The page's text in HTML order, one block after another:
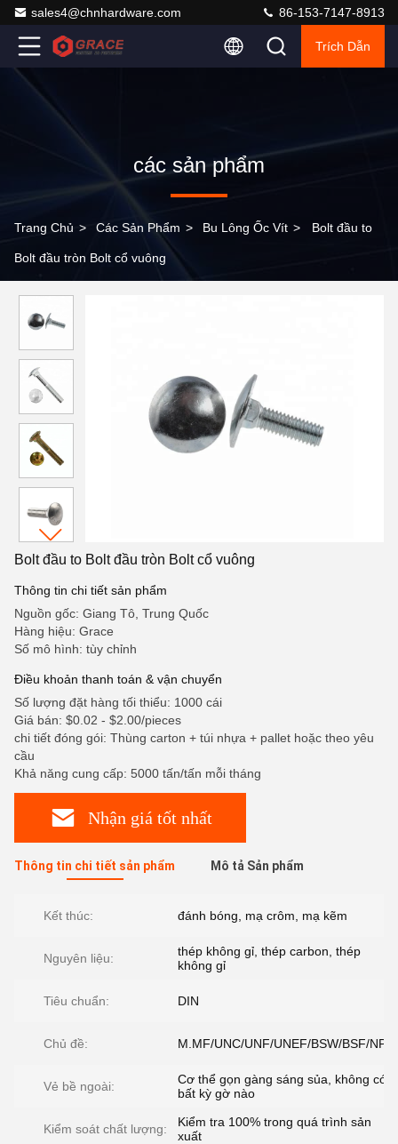
sales4@chnhardware.com 86-153-7147-8913
Trích Dẫn
các sản phẩm
Trang Chủ > Các Sản Phẩm > Bu Lông Ốc Vít > Bolt đầu to
Bolt đầu tròn Bolt cổ vuông
Bolt đầu to Bolt đầu tròn Bolt cổ vuông
Thông tin chi tiết sản phẩm
Nguồn gốc: Giang Tô, Trung Quốc
Hàng hiệu: Grace
Số mô hình: tùy chỉnh
Điều khoản thanh toán & vận chuyển
Số lượng đặt hàng tối thiểu: 1000 cái
Giá bán: $0.02 - $2.00/pieces
chi tiết đóng gói: Thùng carton + túi nhựa + pallet hoặc theo yêu
cầu
Khả năng cung cấp: 5000 tấn/tấn mỗi tháng
Nhận giá tốt nhất
Thông tin chi tiết sản phẩm Mô tả Sản phẩm
Kết thúc: đánh bóng, mạ crôm, mạ kẽm
Nguyên liệu:
thép không gỉ, thép carbon, thép
không gỉ
Tiêu chuẩn: DIN
Chủ đề: M.MF/UNC/UNF/UNEF/BSW/BSF/NPT
Vẻ bề ngoài:
Cơ thể gọn gàng sáng sủa, không có
bất kỳ gờ nào
Kiểm soát chất lượng:
Kiểm tra 100% trong quá trình sản
xuất